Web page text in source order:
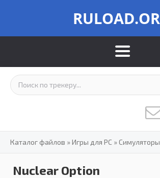
Каталог файлов »Игры для PC »Симуляторы
Nuclear Option